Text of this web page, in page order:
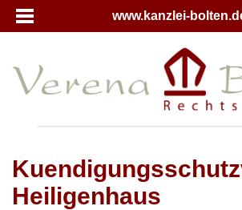
www.kanzlei-
Heiligenhaus